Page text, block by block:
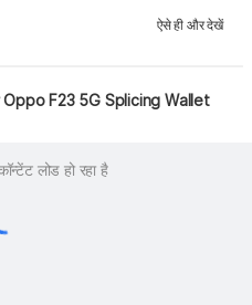
ऐसे ही और देखें
F23 5G Splicing Wallet
लोड हो रहा है